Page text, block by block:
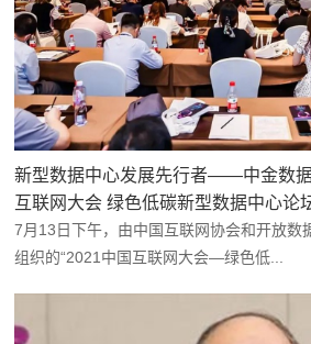
新型数据中心发展先行者——中金数
互联网大会 绿色低碳新型数据中心论
7月13日下午，由中国互联网协会和开放数
组织的“2021中国互联网大会—绿色低...